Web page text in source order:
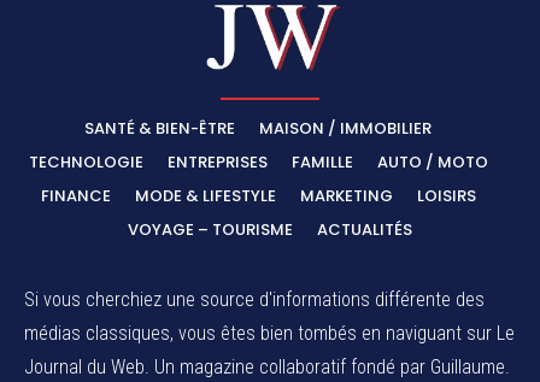
SANTÉ & BIEN-ÊTRE
MAISON / IMMOBILIER
TECHNOLOGIE
ENTREPRISES FAMILLE
AUTO / MOTO
FINANCE
MODE & LIFESTYLE MARKETING
LOISIRS
VOYAGE – TOURISME
ACTUALITÉS
Si vous cherchiez une source d'informations différente des
médias classiques, vous êtes bien tombés en naviguant sur Le
Journal du Web. Un magazine collaboratif fondé par Guillaume.